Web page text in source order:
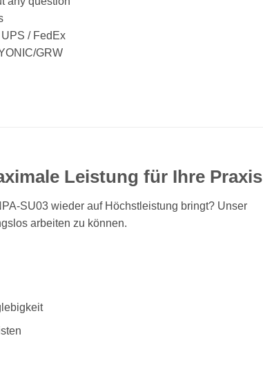
/ FedEx
GRW
Leistung für Ihre Praxis
SU03 wieder auf Höchstleistung bringt? Unser
arbeiten zu können.